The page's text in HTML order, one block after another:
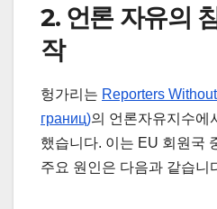
2. 언론 자유의
작
헝가리는 Reporters
границ)의 언론자유지수에
했습니다. 이는 EU 회원국
주요 원인은 다음과 같습니